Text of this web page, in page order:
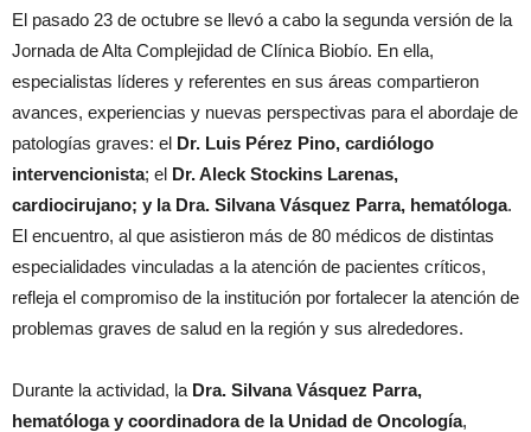
El pasado 23 de octubre se llevó a cabo la segunda versión de la
Jornada de Alta Complejidad de Clínica Biobío. En ella,
especialistas líderes y referentes en sus áreas compartieron
avances, experiencias y nuevas perspectivas para el abordaje de
patologías graves: el Dr. Luis Pérez Pino, cardiólogo
intervencionista; el Dr. Aleck Stockins Larenas,
cardiocirujano; y la Dra. Silvana Vásquez Parra, hematóloga.
El encuentro, al que asistieron más de 80 médicos de distintas
especialidades vinculadas a la atención de pacientes críticos,
refleja el compromiso de la institución por fortalecer la atención de
problemas graves de salud en la región y sus alrededores.
Durante la actividad, la Dra. Silvana Vásquez Parra,
hematóloga y coordinadora de la Unidad de Oncología,